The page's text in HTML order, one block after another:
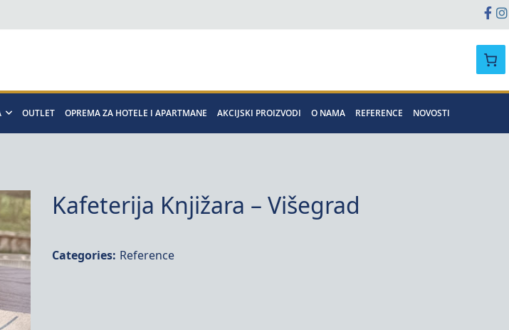
OUTLET OPREMA ZA HOTELE I APARTMANE AKCIJSKI PROIZVODI O NAMA REFERENCE NOVOSTI
Kafeterija Knjižara – Višegrad
Categories: Reference